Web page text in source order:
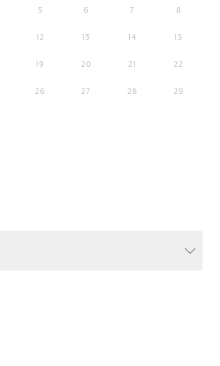
5 6 7 8
12 13 14 15
19 20 21 22
26 27 28 29